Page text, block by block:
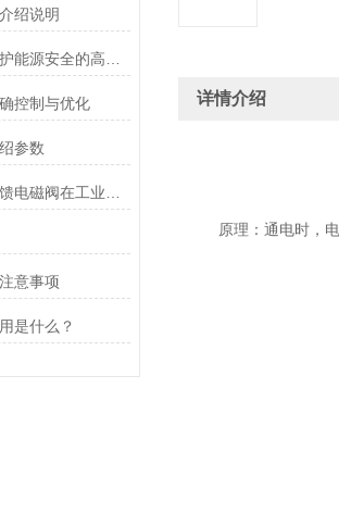
绍说明
控制与优化
参数
意事项
是什么？
详情介绍
原理：通电时，